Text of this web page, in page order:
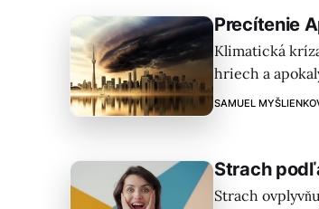
Precítenie
Klimatická
hriech a
neveriaci
SAMUEL
Strach
Strach